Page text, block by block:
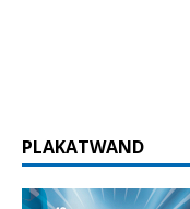
PLAKATWAND